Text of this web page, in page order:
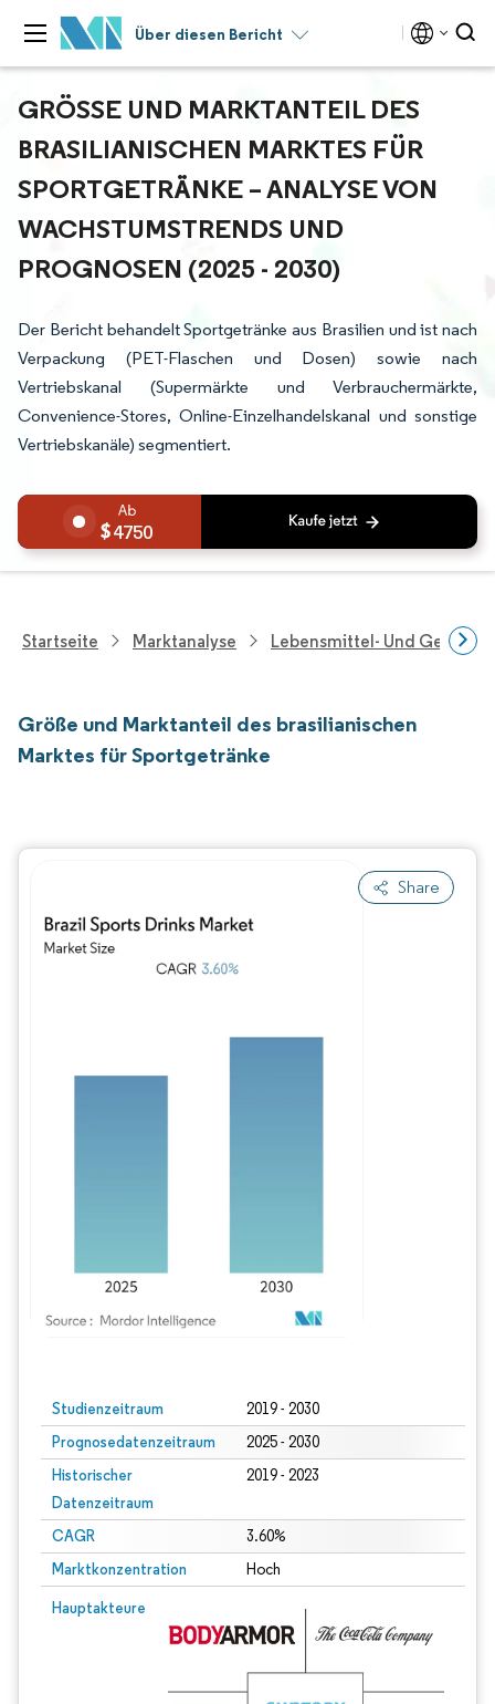
Über diesen Bericht
GRÖSSE UND MARKTANTEIL DES B
RASILIANISCHEN MARKTES FÜR S
PORTGETRÄNKE – ANALYSE VON W
ACHSTUMSTRENDS UND P
ROGNOSEN (2025 - 2030)
Der Bericht behandelt Sportgetränke aus Brasilien und ist nach
Verpackung (PET-Flaschen und Dosen) sowie nach
Vertriebskanal (Supermärkte und Verbrauchermärkte,
Convenience-Stores, Online-Einzelhandelskanal und sonstige
Vertriebskanäle) segmentiert.
4750
Startseite Marktanalyse Lebensmittel- Und
Größe und Marktanteil des brasilianischen
Marktes für Sportgetränke
Share
Studienzeitraum 2019 - 2030
Prognosedatenzeitraum 2025 - 2030
Historischer
Datenzeitraum
2019 - 2023
CAGR 3.60%
Marktkonzentration Hoch
Hauptakteure